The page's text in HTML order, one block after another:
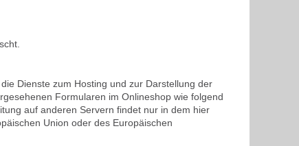
Dienste zum Hosting und zur Darstellung der
Formularen im Onlineshop wie folgend
auf anderen Servern findet nur in dem hier
Union oder des Europäischen